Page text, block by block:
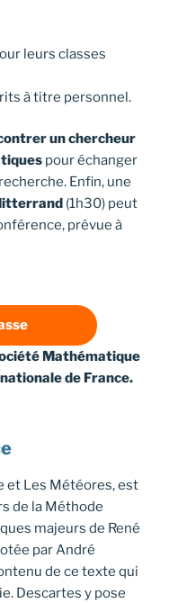
leurs classes
à titre personnel.
un chercheur
pour échanger
Enfin, une
(1h30) peut
prévue à
Mathématique
de France.
et Les Météores, est
de la Méthode
majeurs de René
par André
de ce texte qui
Descartes y pose